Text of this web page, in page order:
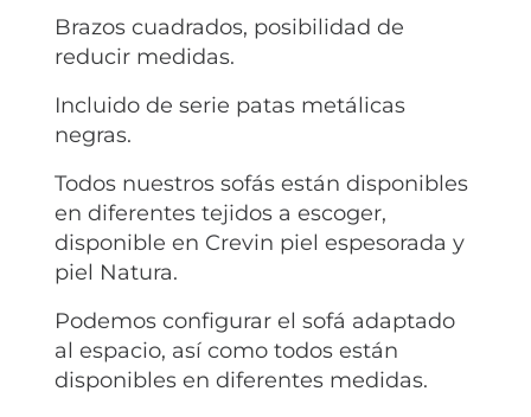
Brazos cuadrados, posibilidad de
reducir medidas.
Incluido de serie patas metálicas
negras.
Todos nuestros sofás están disponibles
en diferentes tejidos a escoger,
disponible en Crevin piel espesorada y
piel Natura.
Podemos configurar el sofá adaptado
al espacio, así como todos están
disponibles en diferentes medidas.